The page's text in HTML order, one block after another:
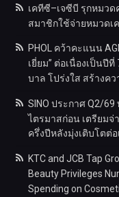
เคทีซี–เจซีบี รุกหมว
สมาชิกใช้จ่ายหมวดเ
PHOL คว้าคะแนน
เยี่ยม” ต่อเนื่องเป็นปี
บาล โปร่งใส สร้างค
SINO ประกาศ Q2/
ไตรมาสก่อน เตรียมจ่
ครึ่งปีหลังมุ่งเติบโตต่อ
KTC and JCB Tap
Beauty Privileges
Spending on